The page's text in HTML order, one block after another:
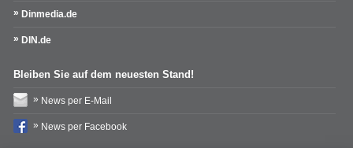
Dinmedia.de
DIN.de
Bleiben Sie auf dem neuesten Stand!
News per E-Mail
News per Facebook